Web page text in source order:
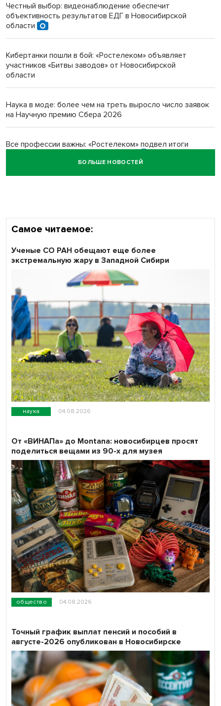
Инвалид получил условный срок за избиение врачей
протезом под Новосибирском
Новосибирский преподаватель с женой вошли в топ-16
многодетных в России
Обновлённое отделение ВТБ открылось в Искитиме
Честный выбор: видеонаблюдение обеспечит
объективность результатов ЕДГ в Новосибирской
области
Кибертанки пошли в бой: «Ростелеком» объявляет
участников «Битвы заводов» от Новосибирской
области
Наука в моде: более чем на треть выросло число заявок
на Научную премию Сбера 2026
Все профессии важны: «Ростелеком» подвел итоги
БОЛЬШЕ НОВОСТЕЙ
Самое читаемое:
наука 04.08.2026
Ученые СО РАН обещают еще более
экстремальную жару в Западной Сибири
общество 04.08.2026
От «ВИНАПа» до Montana: новосибирцев просят
поделиться вещами из 90-х для музея
Точный график выплат пенсий и пособий в
августе-2026 опубликован в Новосибирске